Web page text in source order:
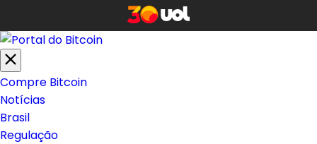
Compre Bitcoin
Notícias
Brasil
Regulação